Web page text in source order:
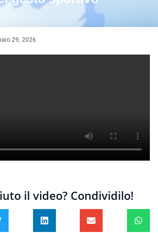
29, 2026
il video? Condividilo!